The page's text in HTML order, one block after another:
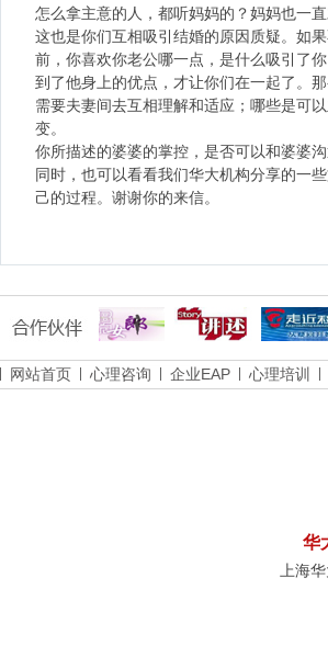
怎么拿主意的人，都听妈妈的？妈妈也一
这也是你们互相吸引结婚的原因质疑。如
前，你喜欢你老公哪一点，是什么吸引了
到了他身上的优点，才让你们在一起了。
需要夫妻间去互相理解和适应；哪些是可
变。
你所描述的婆婆的掌控，是否可以和婆婆
同时，也可以看看我们华大机构分享的一
己的过程。谢谢你的来信。
网站首页 心理咨询 企业EAP 心理培训
华
上海